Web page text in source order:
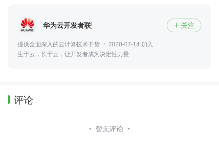
华为云开发者联盟  关注
提供全面深入的云计算技术干货
2020-07-14 加入
生于云，长于云，让开发者成为决定性力量
评论
暂无评论